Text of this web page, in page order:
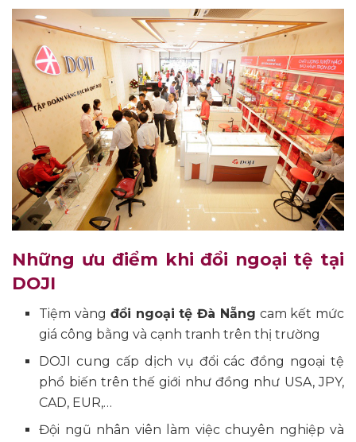
Những ưu điểm khi đổi ngoại tệ tại
DOJI
Tiệm vàng đổi ngoại tệ Đà Nẵng cam kết mức
giá công bằng và cạnh tranh trên thị trường
DOJI cung cấp dịch vụ đổi các đồng ngoại tệ
phổ biến trên thế giới như đồng như USA, JPY,
CAD, EUR,…
Đội ngũ nhân viên làm việc chuyên nghiệp và